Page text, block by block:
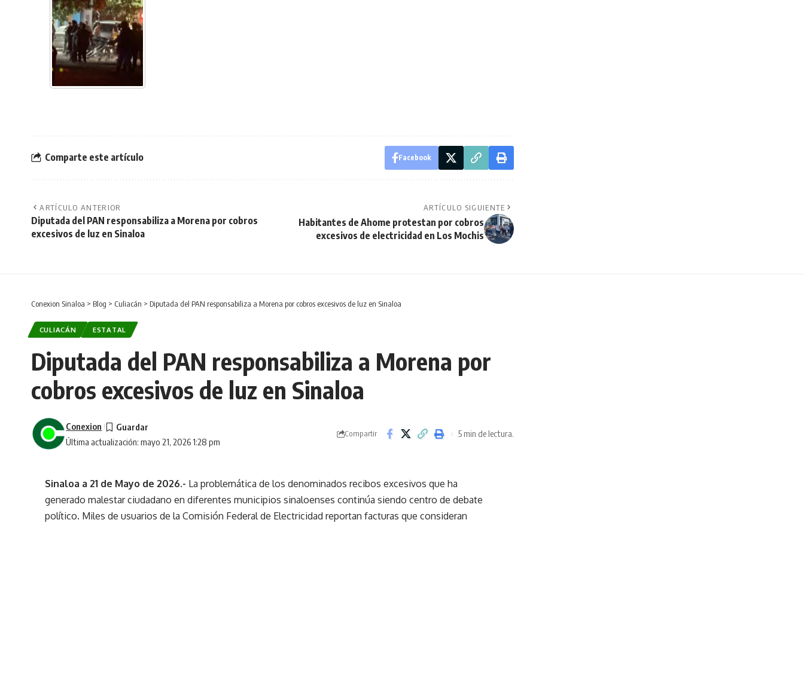
Comparte este artículo Facebook
ARTÍCULO ANTERIOR
Diputada del PAN responsabiliza a Morena por cobros
excesivos de luz en Sinaloa
ARTÍCULO SIGUIENTE
Habitantes de Ahome protestan por cobros
excesivos de electricidad en Los Mochis
Conexion Sinaloa > Blog > Culiacán > Diputada del PAN responsabiliza a Morena por cobros excesivos de luz en Sinaloa
CULIACÁN ESTATAL
Diputada del PAN responsabiliza a Morena por
cobros excesivos de luz en Sinaloa
Última actualización: mayo 21, 2026 1:28 pm
Conexion
Compartir 5 min de lectura.
Sinaloa a 21 de Mayo de 2026.- La problemática de los denominados recibos excesivos que ha
generado malestar ciudadano en diferentes municipios sinaloenses continúa siendo centro de debate
político. Miles de usuarios de la Comisión Federal de Electricidad reportan facturas que consideran